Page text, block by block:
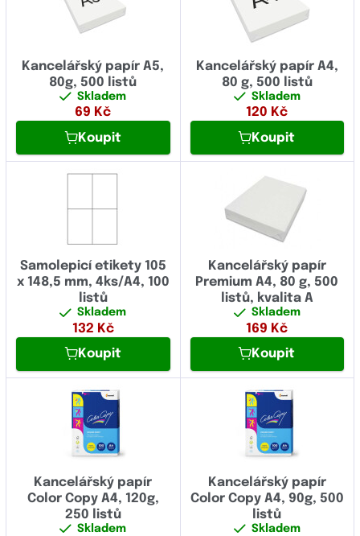
Kancelářský papír A5,
80g, 500 listů
Skladem
69 Kč
Koupit
Kancelářský papír A4,
80 g, 500 listů
Skladem
120 Kč
Koupit
Samolepicí etikety 105
x 148,5 mm, 4ks/A4, 100
listů
Skladem
132 Kč
Koupit
Kancelářský papír
Premium A4, 80 g, 500
listů, kvalita A
Skladem
169 Kč
Koupit
Kancelářský papír
Color Copy A4, 120g,
250 listů
Skladem
Kancelářský papír
Color Copy A4, 90g, 500
listů
Skladem